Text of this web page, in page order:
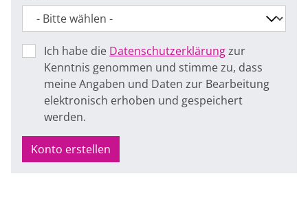
Ich habe die Datenschutzerklärungzur
Kenntnis genommen und stimme zu, dass
meine Angaben und Daten zur Bearbeitung
elektronisch erhoben und gespeichert
werden.
Konto erstellen